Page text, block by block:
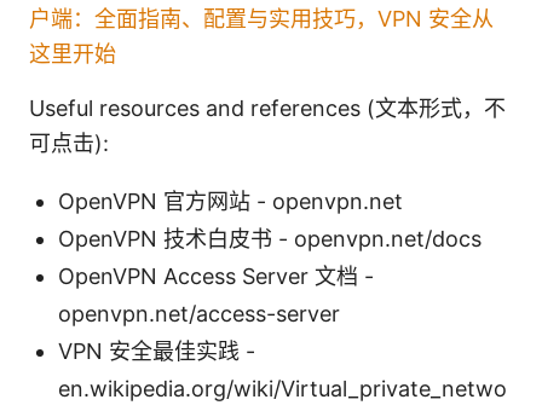
户端：全面指南、配置与实用技巧，VPN 安全从
这里开始
Useful resources and references (文本形式，不
可点击):
OpenVPN 官方网站 - openvpn.net
OpenVPN 技术白皮书 - openvpn.net/docs
OpenVPN Access Server 文档 -
openvpn.net/access-server
VPN 安全最佳实践 -
en.wikipedia.org/wiki/Virtual_private_netwo